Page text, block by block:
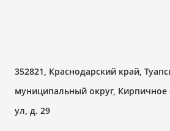
352821, Краснодарский край,
муниципальный округ, Кирпичное
ул, д. 29